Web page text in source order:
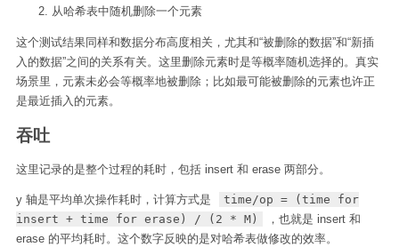
从哈希表中随机删除一个元素
这个测试结果同样和数据分布高度相关，尤其和“被删除的数据”和“新插
入的数据”之间的关系有关。这里删除元素时是等概率随机选择的。真实
场景里，元素未必会等概率地被删除；比如最可能被删除的元素也许正
是最近插入的元素。
吞吐
这里记录的是整个过程的耗时，包括 insert 和 erase 两部分。
y 轴是平均单次操作耗时，计算方式是
time/op = (time for
insert + time for erase) / (2 * M)
，也就是 insert 和
erase 的平均耗时。这个数字反映的是对哈希表做修改的效率。